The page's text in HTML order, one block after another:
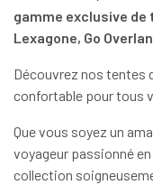
gamme exclusive
Lexagone, Go
Découvrez nos tentes
confortable pour tous
Que vous soyez un
voyageur passionné
collection